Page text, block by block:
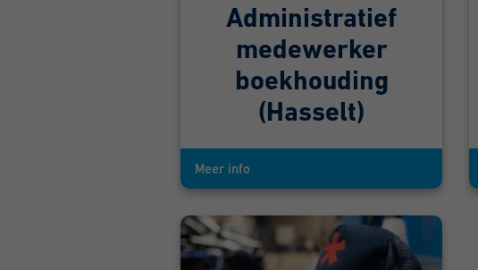
Administratief
medewerker
boekhouding
(Hasselt)
Meer info